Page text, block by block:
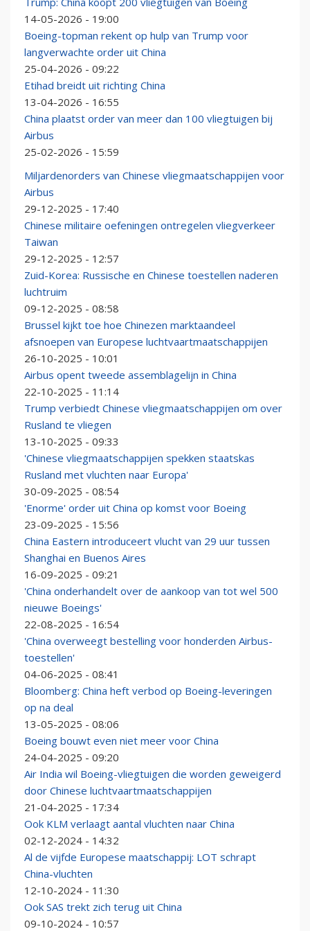
14-05-2026 - 19:00
Boeing-topman rekent op hulp van Trump voor
langverwachte order uit China
25-04-2026 - 09:22
Etihad breidt uit richting China
13-04-2026 - 16:55
China plaatst order van meer dan 100 vliegtuigen bij
Airbus
25-02-2026 - 15:59
Miljardenorders van Chinese vliegmaatschappijen voor
Airbus
29-12-2025 - 17:40
Chinese militaire oefeningen ontregelen vliegverkeer
Taiwan
29-12-2025 - 12:57
Zuid-Korea: Russische en Chinese toestellen naderen
luchtruim
09-12-2025 - 08:58
Brussel kijkt toe hoe Chinezen marktaandeel
afsnoepen van Europese luchtvaartmaatschappijen
26-10-2025 - 10:01
Airbus opent tweede assemblagelijn in China
22-10-2025 - 11:14
Trump verbiedt Chinese vliegmaatschappijen om over
Rusland te vliegen
13-10-2025 - 09:33
'Chinese vliegmaatschappijen spekken staatskas
Rusland met vluchten naar Europa'
30-09-2025 - 08:54
'Enorme' order uit China op komst voor Boeing
23-09-2025 - 15:56
China Eastern introduceert vlucht van 29 uur tussen
Shanghai en Buenos Aires
16-09-2025 - 09:21
'China onderhandelt over de aankoop van tot wel 500
nieuwe Boeings'
22-08-2025 - 16:54
'China overweegt bestelling voor honderden Airbus-
toestellen'
04-06-2025 - 08:41
Bloomberg: China heft verbod op Boeing-leveringen
op na deal
13-05-2025 - 08:06
Boeing bouwt even niet meer voor China
24-04-2025 - 09:20
Air India wil Boeing-vliegtuigen die worden geweigerd
door Chinese luchtvaartmaatschappijen
21-04-2025 - 17:34
Ook KLM verlaagt aantal vluchten naar China
02-12-2024 - 14:32
Al de vijfde Europese maatschappij: LOT schrapt
China-vluchten
12-10-2024 - 11:30
Ook SAS trekt zich terug uit China
09-10-2024 - 10:57